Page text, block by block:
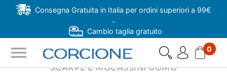
Consegna Gratuita in Italia per ordini superiori a 99€
-
Cambio taglia gratuito
menu 0
SCARPE E MOCASSINI UOMO